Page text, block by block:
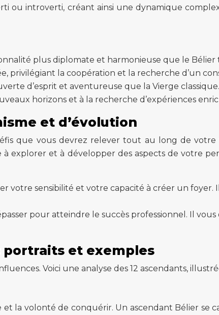
ou introverti, créant ainsi une dynamique
plus diplomate et harmonieuse que le Bélier
privilégiant la coopération et la recherche d’un
d’esprit et aventureuse que la Vierge
horizons et à la recherche d’expériences
et d’évolution
que vous devrez relever tout au long de
explorer et à développer des aspects de votre
votre sensibilité et votre capacité à créer un foyer.
pour atteindre le succès professionnel. Il
portraits et exemples
Voici une analyse des 12 ascendants,
et la volonté de conquérir. Un ascendant Bélier se